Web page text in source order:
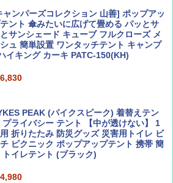
PAL(ビ-パル) 2026年 9 月号【特別付録:
ミニマル"旅"財布 ランダム2種】
713
地球の歩き方 チェンマイ タイ北部の魅
な町 2026～2027 地球の歩き方D アジア
ャンパーズコレクション 山善] ポップアッ
ント 傘みたいに広げて畳める パッとサ
サンシェード キューブ フルクローズ メ
ュ 簡単設置 ワンタッチテント キャンプ
イキング カーキ PATC-150(KH)
PEAK (パイクスピーク) 着替えテン
プライバシー テント 【中が透けない】 1
折りたたみ 防災グッズ 災害用トイレ ビ
ピクニック ポップアップテント 携帯 簡
トイレテント (ブラック)